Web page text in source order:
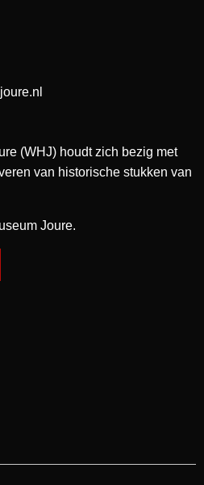
(WHJ) houdt zich bezig met
van historische stukken van
Joure.